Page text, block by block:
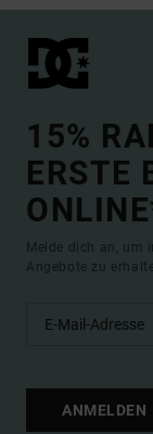
15%
ERSTE
Melde dich an, um
Angebote zu
ANMELDEN